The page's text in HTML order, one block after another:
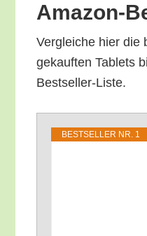
Amazon-
Ver­glei­che hier
ge­kauf­ten Tablets
Bestseller-Liste.
BEST­SEL­LER NR. 1